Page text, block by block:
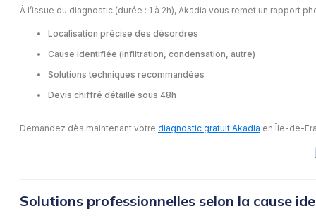
À l’issue du diagnostic (durée : 1 à 2h), Akadia vous remet un rapport
Localisation précise des désordres
Cause identifiée (infiltration, condensation, autre)
Solutions techniques recommandées
Devis chiffré détaillé sous 48h
Demandez dès maintenant votre diagnostic gratuit Akadia en Île-de-
Solutions professionnelles selon la cause